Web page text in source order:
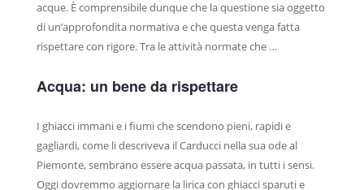
GIRELLO COTTO
BRESAOLA
CARPACCIO DI BRESAOLA
WURSTEL DI FASSONE
PASTA FRESCA A MARCHIO COALVI
GASTRONOMIA D’ECCELLENZA
acque. È comprensibile dunque che la questione sia oggetto
di un’approfondita normativa e che questa venga fatta
rispettare con rigore. Tra le attività normate che …
Acqua: un bene da rispettare
I ghiacci immani e i fiumi che scendono pieni, rapidi e
gagliardi, come li descriveva il Carducci nella sua ode al
Piemonte, sembrano essere acqua passata, in tutti i sensi.
Oggi dovremmo aggiornare la lirica con ghiacci sparuti e